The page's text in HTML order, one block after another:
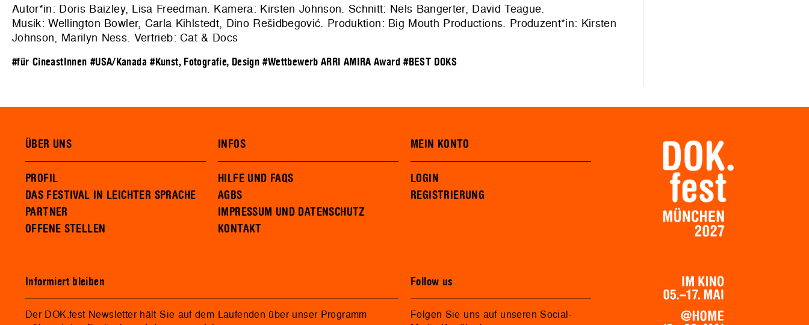
Autor*in: Doris Baizley, Lisa Freedman. Kamera: Kirsten Johnson. Schnitt: Nels Bangerter, David Teague.
Musik: Wellington Bowler, Carla Kihlstedt, Dino Rešidbegović. Produktion: Big Mouth Productions. Produzent*in: Kirsten
Johnson, Marilyn Ness. Vertrieb: Cat & Docs
#für CineastInnen #USA/Kanada #Kunst, Fotografie, Design #Wettbewerb ARRI AMIRA Award #BEST DOKS
ÜBER UNS
PROFIL
DAS FESTIVAL IN LEICHTER SPRACHE
PARTNER
OFFENE STELLEN
INFOS
HILFE UND FAQS
AGBS
IMPRESSUM UND DATENSCHUTZ
KONTAKT
MEIN KONTO
LOGIN
REGISTRIERUNG
Informiert bleiben
Der DOK.fest Newsletter hält Sie auf dem Laufenden über unser Programm
Follow us
Folgen Sie uns auf unseren Social-